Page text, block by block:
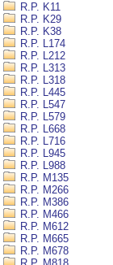
R.P. K11
R.P. K29
R.P. K38
R.P. L174
R.P. L212
R.P. L313
R.P. L318
R.P. L445
R.P. L547
R.P. L579
R.P. L668
R.P. L716
R.P. L945
R.P. L988
R.P. M135
R.P. M266
R.P. M386
R.P. M466
R.P. M612
R.P. M665
R.P. M678